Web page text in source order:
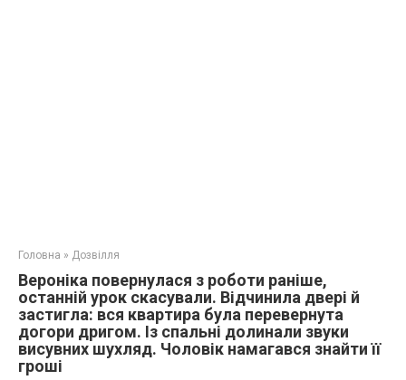
Головна » Дозвілля
Вероніка повернулася з роботи раніше,
останній урок скасували. Відчинила двері й
застигла: вся квартира була перевернута
догори дригом. Із спальні долинали звуки
висувних шухляд. Чоловік намагався знайти її
гроші